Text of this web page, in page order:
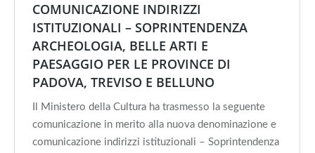
COMUNICAZIONE INDIRIZZI
ISTITUZIONALI – SOPRINTENDENZA
ARCHEOLOGIA, BELLE ARTI E
PAESAGGIO PER LE PROVINCE DI
PADOVA, TREVISO E BELLUNO
Il Ministero della Cultura ha trasmesso la seguente
comunicazione in merito alla nuova denominazione e
comunicazione indirizzi istituzionali – Soprintendenza